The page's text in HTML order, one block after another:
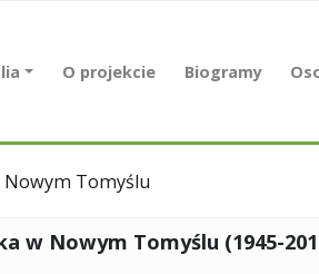
O projekcie Biogramy
Nowym Tomyślu
w Nowym Tomyślu (1945-